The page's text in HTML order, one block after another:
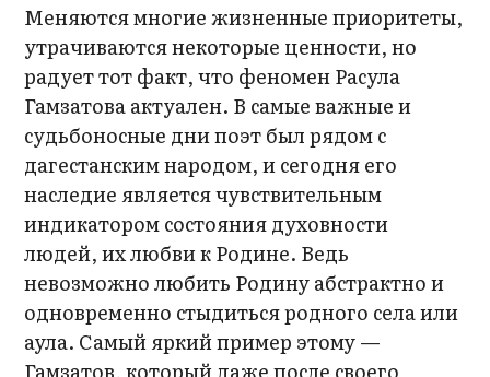
Меняются многие жизненные приоритеты,
утрачиваются некоторые ценности, но
радует тот факт, что феномен Расула
Гамзатова актуален. В самые важные и
судьбоносные дни поэт был рядом с
дагестанским народом, и сегодня его
наследие является чувствительным
индикатором состояния духовности
людей, их любви к Родине. Ведь
невозможно любить Родину абстрактно и
одновременно стыдиться родного села или
аула. Самый яркий пример этому —
Гамзатов, который даже после своего